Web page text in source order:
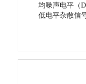
均噪声电平（
低电平杂散信